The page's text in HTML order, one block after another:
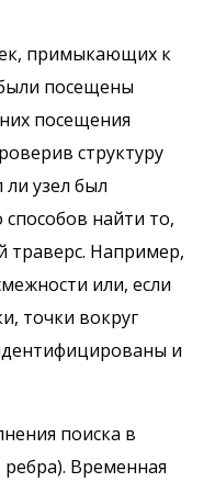
примыкающих к
посещены
посещения
структуру
узел был
найти то,
траверс. Например,
или, если
точки вокруг
и
поиска в
ребра). Временная